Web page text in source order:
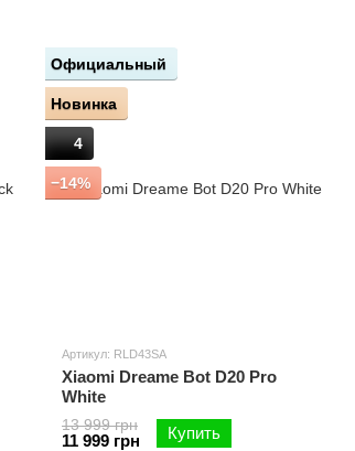
Официальный
Новинка
4
−14%
Артикул: RLD43SA
Xiaomi Dreame Bot D20 Pro
White
13 999 грн
11 999 грн Купить